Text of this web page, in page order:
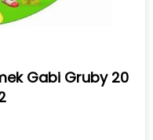
Gabi Gruby 20